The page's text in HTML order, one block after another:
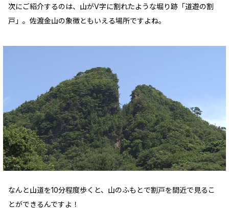
次にご紹介するのは、山がV字に割れたような堀り跡「道遊の割
戸」。佐渡金山の象徴ともいえる場所ですよね。
なんと山道を10分程度歩くと、山のふもとで割戸を間近で見るこ
とができるんですよ！